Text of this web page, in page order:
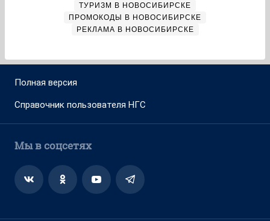
ТУРИЗМ В НОВОСИБИРСКЕ
ПРОМОКОДЫ В НОВОСИБИРСКЕ
РЕКЛАМА В НОВОСИБИРСКЕ
Полная версия
Справочник пользователя НГС
Мы в соцсетях